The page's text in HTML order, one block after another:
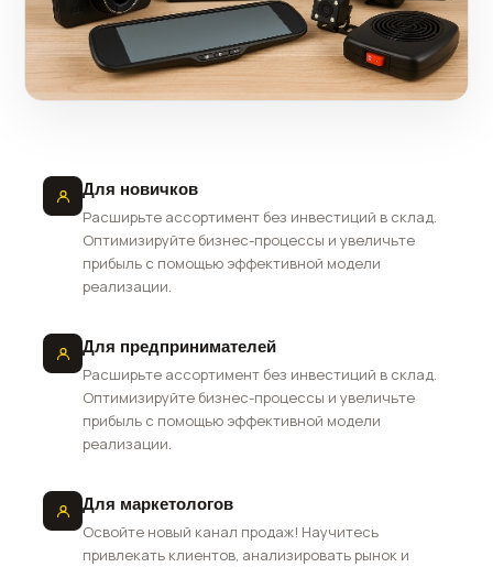
Для новичков
Расширьте ассортимент без инвестиций в склад.
Оптимизируйте бизнес-процессы и увеличьте
прибыль с помощью эффективной модели
реализации.
Для предпринимателей
Расширьте ассортимент без инвестиций в склад.
Оптимизируйте бизнес-процессы и увеличьте
прибыль с помощью эффективной модели
реализации.
Для маркетологов
Освойте новый канал продаж! Научитесь
привлекать клиентов, анализировать рынок и